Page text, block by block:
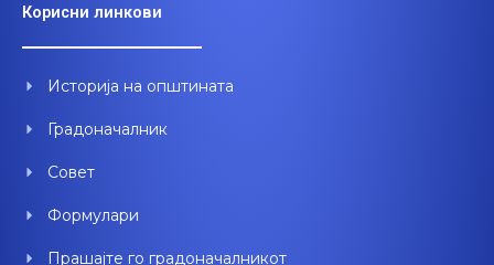
b
o
k
u
b
e
d
n
Корисни линкови
Историја на општината
Градоначалник
Совет
Формулари
Прашајте го градоначалникот